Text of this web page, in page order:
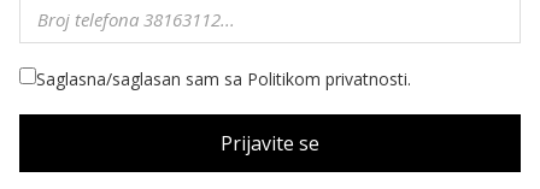
Saglasna/saglasan sam sa Politikom privatnosti.
Prijavite se